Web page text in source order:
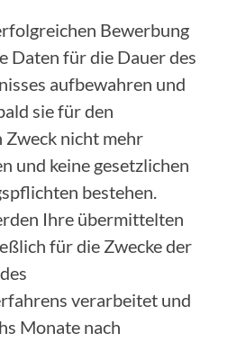
Bewerbung
Daten für die Dauer des
aufbewahren und
sie für den
nicht mehr
und keine gesetzlichen
bestehen.
Ihre übermittelten
für die Zwecke der
verarbeitet und
Monate nach